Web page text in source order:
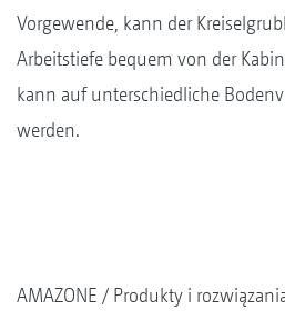
Vorgewende, kann der
Arbeitstiefe bequem von der
kann auf unterschiedliche
werden.
AMAZONE Produkty i